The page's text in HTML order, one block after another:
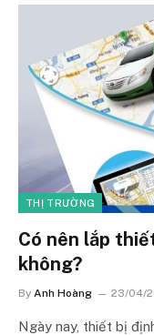
THỊ TRƯỜNG
Có nên lắp
không?
By Anh Hoàng 23/04/
Ngày nay, thiết bị